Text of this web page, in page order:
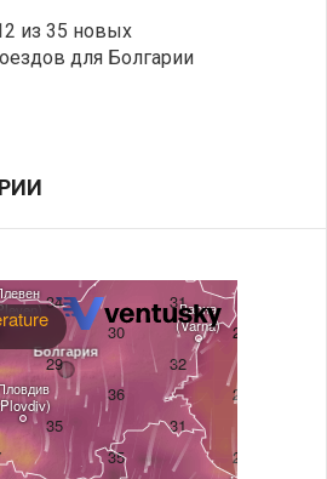
из 35 новых
для Болгарии